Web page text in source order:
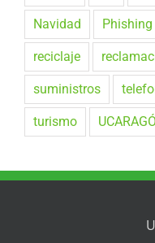
Navidad Phishing
reciclaje
suministros
turismo